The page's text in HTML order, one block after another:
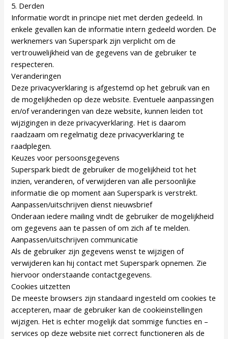
5. Derden
Informatie wordt in principe niet met derden gedeeld. In
enkele gevallen kan de informatie intern gedeeld worden. De
werknemers van Superspark zijn verplicht om de
vertrouwelijkheid van de gegevens van de gebruiker te
respecteren.
Veranderingen
Deze privacyverklaring is afgestemd op het gebruik van en
de mogelijkheden op deze website. Eventuele aanpassingen
en/of veranderingen van deze website, kunnen leiden tot
wijzigingen in deze privacyverklaring. Het is daarom
raadzaam om regelmatig deze privacyverklaring te
raadplegen.
Keuzes voor persoonsgegevens
Superspark biedt de gebruiker de mogelijkheid tot het
inzien, veranderen, of verwijderen van alle persoonlijke
informatie die op moment aan Superspark is verstrekt.
Aanpassen/uitschrijven dienst nieuwsbrief
Onderaan iedere mailing vindt de gebruiker de mogelijkheid
om gegevens aan te passen of om zich af te melden.
Aanpassen/uitschrijven communicatie
Als de gebruiker zijn gegevens wenst te wijzigen of
verwijderen kan hij contact met Superspark opnemen. Zie
hiervoor onderstaande contactgegevens.
Cookies uitzetten
De meeste browsers zijn standaard ingesteld om cookies te
accepteren, maar de gebruiker kan de cookieinstellingen
wijzigen. Het is echter mogelijk dat sommige functies en –
services op deze website niet correct functioneren als de